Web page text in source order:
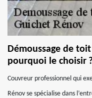
Démoussage de
pourquoi le choisir
Couvreur professionnel qui
Rénov se spécialise dans